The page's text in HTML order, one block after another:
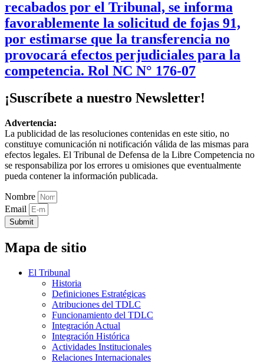
recabados por el Tribunal, se informa
favorablemente la solicitud de fojas 91,
por estimarse que la transferencia no
provocará efectos perjudiciales para la
competencia. Rol NC N° 176-07
¡Suscríbete a nuestro Newsletter!
Advertencia:
La publicidad de las resoluciones contenidas en este sitio, no
constituye comunicación ni notificación válida de las mismas para
efectos legales. El Tribunal de Defensa de la Libre Competencia no
se responsabiliza por los errores u omisiones que eventualmente
pueda contener la información publicada.
Nombre
Email
Submit
Mapa de sitio
El Tribunal
Historia
Definiciones Estratégicas
Atribuciones del TDLC
Funcionamiento del TDLC
Integración Actual
Integración Histórica
Actividades Institucionales
Relaciones Internacionales